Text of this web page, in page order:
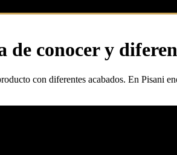
de conocer y
con diferentes acabados. En Pisani